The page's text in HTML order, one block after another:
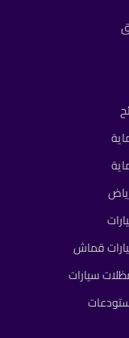
قماش
سيارات